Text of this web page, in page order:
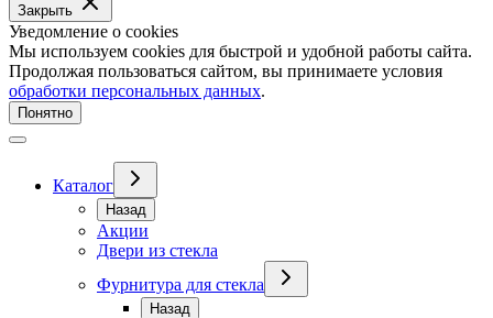
Закрыть
Уведомление о cookies
Мы используем cookies для быстрой и удобной работы сайта.
Продолжая пользоваться сайтом, вы принимаете условия
обработки персональных данных.
Понятно
Каталог
Назад
Акции
Двери из стекла
Фурнитура для стекла
Назад